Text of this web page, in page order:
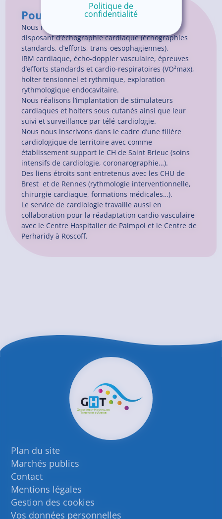
Pour en savoir plus
Nous nous appuyons sur un plateau technique
disposant d’échographie cardiaque (échographies
standards, d’efforts, trans-oesophagiennes),
IRM cardiaque, écho-doppler vasculaire, épreuves
d’efforts standards et cardio-respiratoires (VO²max),
holter tensionnel et rythmique, exploration
rythmologique endocavitaire.
Nous réalisons l’implantation de stimulateurs
cardiaques et holters sous cutanés ainsi que leur
suivi et surveillance par télé-cardiologie.
Nous nous inscrivons dans le cadre d’une filière
cardiologique de territoire avec comme
établissement support le CH de Saint Brieuc (soins
intensifs de cardiologie, coronarographie…).
Des liens étroits sont entretenus avec les CHU de
Brest et de Rennes (rythmologie interventionnelle,
chirurgie cardiaque, formations médicales…).
Le service de cardiologie travaille aussi en
collaboration pour la réadaptation cardio-vasculaire
avec le Centre Hospitalier de Paimpol et le Centre de
Perharidy à Roscoff.
Plan du site
Marchés publics
Contact
Mentions légales
Gestion des cookies
Vos données personnelles
Politique de
confidentialité